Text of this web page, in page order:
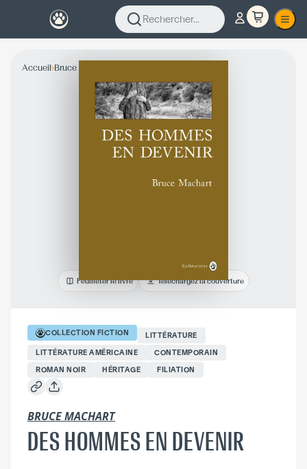
Rechercher...
Accueil›Bruce Machart
Feuilleter le livre Téléchargez la couverture
COLLECTION FICTION
LITTÉRATURE
LITTÉRATURE AMÉRICAINE
CONTEMPORAIN
ROMAN NOIR
HÉRITAGE FILIATION
BRUCE MACHART
DES HOMMES EN DEVENIR